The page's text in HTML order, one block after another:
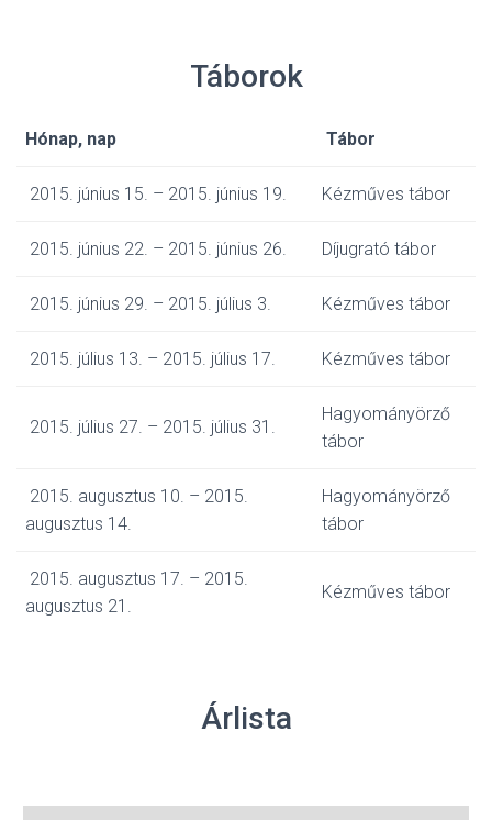
Táborok
Hónap, nap Tábor
2015. június 15. – 2015. június 19. Kézműves tábor
2015. június 22. – 2015. június 26. Díjugrató tábor
2015. június 29. – 2015. július 3. Kézműves tábor
2015. július 13. – 2015. július 17. Kézműves tábor
2015. július 27. – 2015. július 31.
Hagyományörző
tábor
2015. augusztus 10. – 2015.
augusztus 14.
Hagyományörző
tábor
2015. augusztus 17. – 2015.
augusztus 21.
Kézműves tábor
Árlista